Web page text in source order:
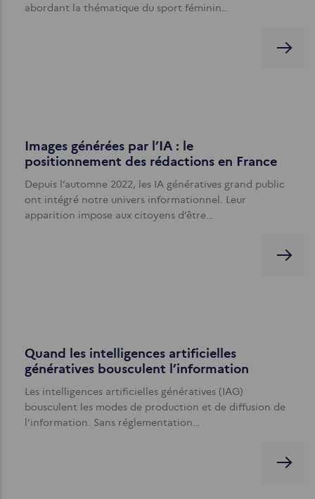
abordant la thématique du sport féminin…
Images générées par l’IA : le
positionnement des rédactions en France
Depuis l’automne 2022, les IA génératives grand public
ont intégré notre univers informationnel. Leur
apparition impose aux citoyens d’être…
Quand les intelligences artificielles
génératives bousculent l’information
Les intelligences artificielles génératives (IAG)
bousculent les modes de production et de diffusion de
l’information. Sans réglementation…